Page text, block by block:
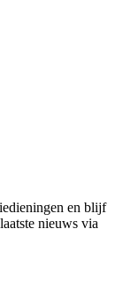
en blijf
nieuws via